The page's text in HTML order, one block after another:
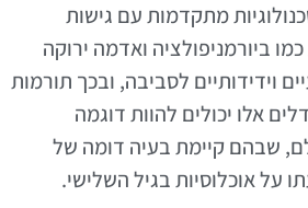
מתקדמות עם גישות
ביורמניפולציה ואדמה ירוקה
וידידותיים לסביבה, ובכך תורמות
אלו יכולים להוות דוגמה
שבהם קיימת בעיה דומה של
על אוכלוסיות בגיל השלישי.